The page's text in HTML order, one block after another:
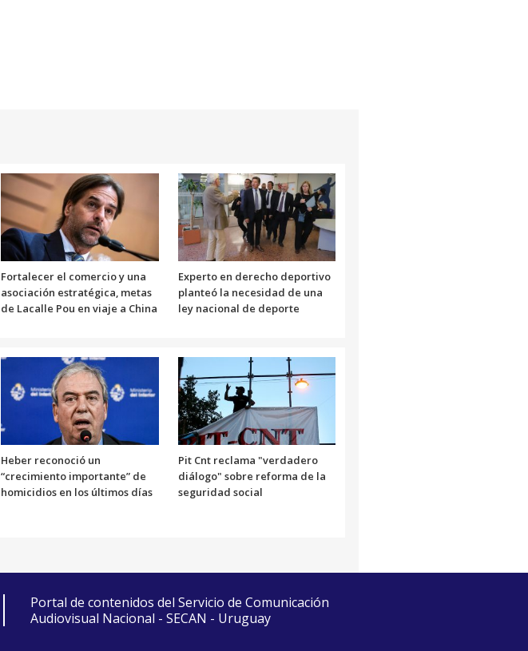
Fortalecer el comercio y una
asociación estratégica, metas
de Lacalle Pou en viaje a China
Experto en derecho deportivo
planteó la necesidad de una
ley nacional de deporte
Heber reconoció un
“crecimiento importante” de
homicidios en los últimos días
Pit Cnt reclama "verdadero
diálogo" sobre reforma de la
seguridad social
Portal de contenidos del Servicio de Comunicación
Audiovisual Nacional - SECAN - Uruguay